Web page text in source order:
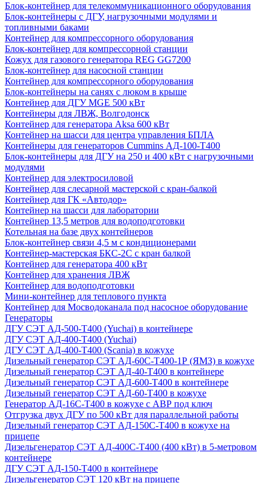
Блок-контейнер для телекоммуникационного оборудования
Блок-контейнеры с ДГУ, нагрузочными модулями и
топливными баками
Контейнер для компрессорного оборудования
Блок-контейнер для компрессорной станции
Кожух для газового генератора REG GG7200
Блок-контейнер для насосной станции
Контейнер для компрессорного оборудования
Блок-контейнеры на санях с люком в крыше
Контейнер для ДГУ MGE 500 кВт
Контейнеры для ЛВЖ, Волгодонск
Контейнер для генератора Aksa 600 кВт
Контейнер на шасси для центра управления БПЛА
Контейнеры для генераторов Cummins АД-100-Т400
Блок-контейнеры для ДГУ на 250 и 400 кВт с нагрузочными
модулями
Контейнер для электросиловой
Контейнер для слесарной мастерской с кран-балкой
Контейнер для ГК «Автодор»
Контейнер на шасси для лаборатории
Контейнер 13,5 метров для водоподготовки
Котельная на базе двух контейнеров
Блок-контейнер связи 4,5 м с кондиционерами
Контейнер-мастерская БКС-2С с кран балкой
Контейнер для генератора 400 кВт
Контейнер для хранения ЛВЖ
Контейнер для водоподготовки
Мини-контейнер для теплового пункта
Контейнер для Мосводоканала под насосное оборудование
Генераторы
ДГУ СЭТ АД-500-Т400 (Yuchai) в контейнере
ДГУ СЭТ АД-400-Т400 (Yuchai)
ДГУ СЭТ АД-400-Т400 (Scania) в кожухе
Дизельный генератор СЭТ АД-60С-Т400-1Р (ЯМЗ) в кожухе
Дизельный генератор СЭТ АД-40-Т400 в контейнере
Дизельный генератор СЭТ АД-600-Т400 в контейнере
Дизельный генератор СЭТ АД-60-Т400 в кожухе
Генератор АД-16С-Т400 в кожухе с АВР под ключ
Отгрузка двух ДГУ по 500 кВт для параллельной работы
Дизельный генератор СЭТ АД-150С-Т400 в кожухе на
прицепе
Дизельгенератор СЭТ АД-400С-Т400 (400 кВт) в 5-метровом
контейнере
ДГУ СЭТ АД-150-Т400 в контейнере
Дизельгенератор СЭТ 120 кВт на прицепе